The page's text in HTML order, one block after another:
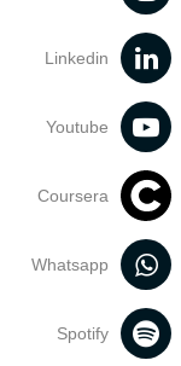
Linkedin
Youtube
Coursera
Whatsapp
Spotify